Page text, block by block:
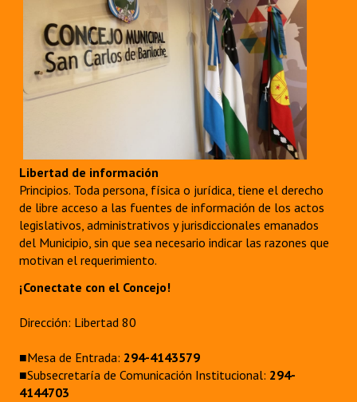
Libertad de información
Principios. Toda persona, física o jurídica, tiene el derecho
de libre acceso a las fuentes de información de los actos
legislativos, administrativos y jurisdiccionales emanados
del Municipio, sin que sea necesario indicar las razones que
motivan el requerimiento.
¡Conectate con el Concejo!
Dirección: Libertad 80
■Mesa de Entrada: 294-4143579
■Subsecretaría de Comunicación Institucional: 294-
4144703